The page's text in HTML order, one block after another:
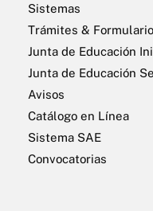
Sistemas
Trámites &
Junta de Educación
Junta de Educación
Avisos
Catálogo en Línea
Sistema SAE
Convocatorias